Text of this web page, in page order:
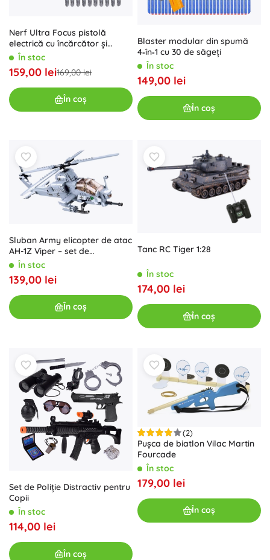
Nerf Ultra Focus pistolă
electrică cu încărcător și
gloanțe din spumă
În stoc
159,00 lei169,00 lei
În coș
Blaster modular din spumă
4‑în‑1 cu 30 de săgeți
În stoc
149,00 lei
În coș
Sluban Army elicopter de atac
AH-1Z Viper – set de
construcție 482 piese
În stoc
139,00 lei
În coș
Tanc RC Tiger 1:28
În stoc
174,00 lei
În coș
Set de Poliție Distractiv pentru
Copii
În stoc
114,00 lei
În coș
(2)
Pușca de biatlon Vilac Martin
Fourcade
În stoc
179,00 lei
În coș